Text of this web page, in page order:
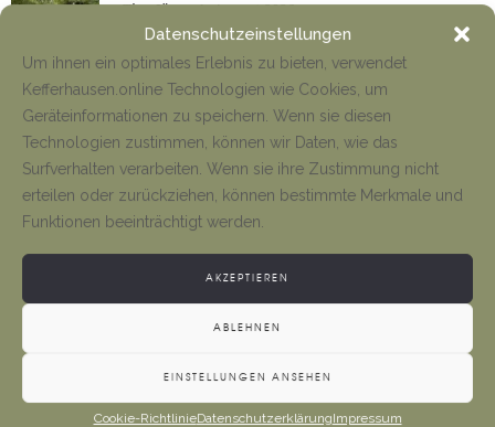
Datenschutzeinstellungen
Um ihnen ein optimales Erlebnis zu bieten, verwendet
Kefferhausen.online Technologien wie Cookies, um
Geräteinformationen zu speichern. Wenn sie diesen
Technologien zustimmen, können wir Daten, wie das
Surfverhalten verarbeiten. Wenn sie ihre Zustimmung nicht
erteilen oder zurückziehen, können bestimmte Merkmale und
Funktionen beeinträchtigt werden.
AKZEPTIEREN
ABLEHNEN
EINSTELLUNGEN ANSEHEN
Cookie-RichtlinieDatenschutzerklärungImpressum
Tino Jäger 1. August 2026
Neueröffnung Gaststätte
Gottesdienste und Vermeldungen
Tino Jäger 1. August 2026